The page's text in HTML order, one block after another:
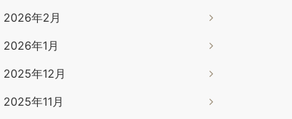
2026年2月
2026年1月
2025年12月
2025年11月